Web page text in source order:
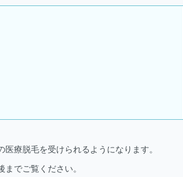
療脱毛を受けられるようになります。
でご覧ください。